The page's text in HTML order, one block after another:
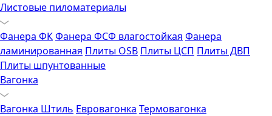
Листовые пиломатериалы
Фанера ФКФанера ФСФ влагостойкая Фанера
ламинированная Плиты OSB Плиты ЦСП Плиты ДВП
Плиты шпунтованные
Вагонка
Вагонка Штиль Евровагонка Термовагонка